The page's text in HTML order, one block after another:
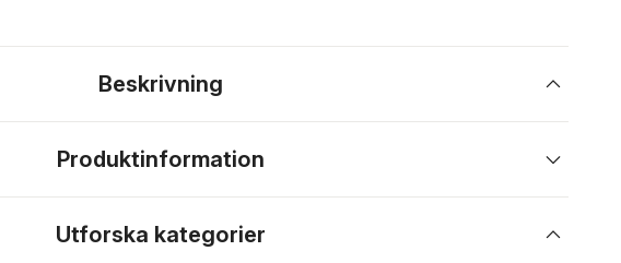
Beskrivning
Produktinformation
Utforska kategorier